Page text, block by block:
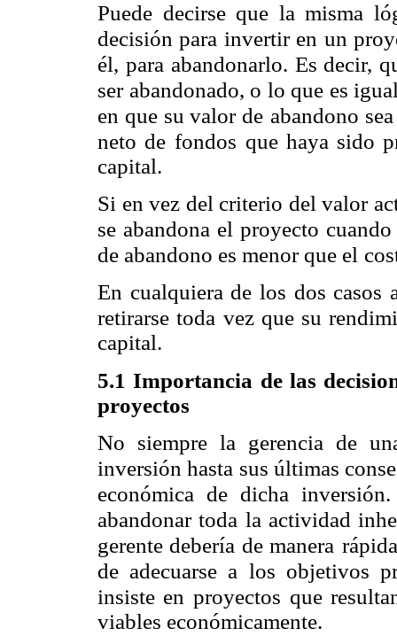
Puede decirse que la misma
decisión para invertir en un
él, para abandonarlo. Es decir,
ser abandonado, o lo que es
en que su valor de abandono
neto de fondos que haya sido
capital.
Si en vez del criterio del valor
se abandona el proyecto
de abandono es menor que el
En cualquiera de los dos casos
retirarse toda vez que su
capital.
5.1 Importancia de las
proyectos
No siempre la gerencia de
inversión hasta sus últimas
económica de dicha
abandonar toda la actividad
gerente debería de manera
de adecuarse a los objetivos
insiste en proyectos que
viables económicamente.